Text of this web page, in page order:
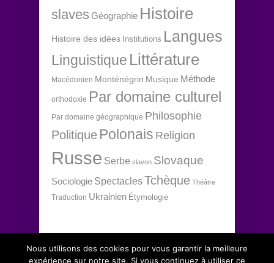
slaves Géographie Histoire
Histoire des idées Institutions Langues
Linguistique Littérature
Macédonien Monténégrin Musique Méthode
orthodoxie Par domaine culturel
Par domaine géographique Philosophie
Politique Polonais Religion
Russe Serbe slavon Slovaque
Sociologie SpectaclesTchèque Théâtre
Traduction Ukrainien Étymologie
Nous utilisons des cookies pour vous garantir la meilleure
expérience sur notre site. Si vous continuez à utiliser ce